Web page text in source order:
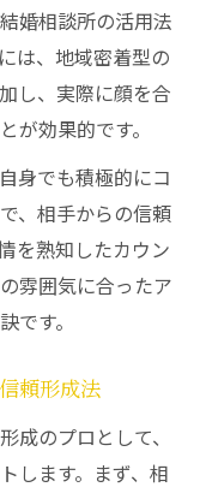
婚相談所の活用法
は、地域密着型の
し、実際に顔を合
が効果的です。
身でも積極的にコ
、相手からの信頼
を熟知したカウン
雰囲気に合ったア
です。
頼形成法
成のプロとして、
します。まず、相